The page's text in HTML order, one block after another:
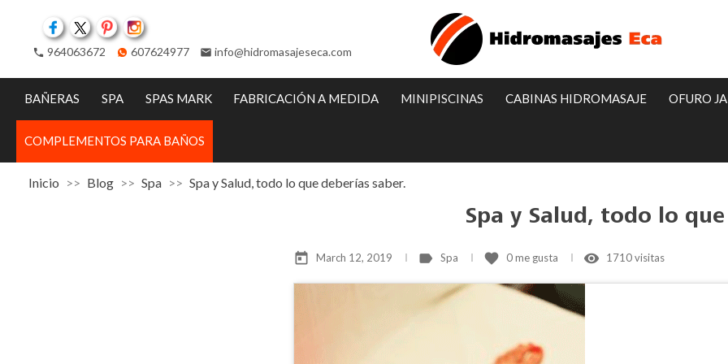
Facebook
TwitterPinterestInstagram
phone 964063672 607624977 email info@hidromasajeseca.com
BAÑERAS SPA SPAS MARK FABRICACIÓN A MEDIDA MINIPISCINAS CABINAS HIDROMASAJE OFURO
COMPLEMENTOS PARA BAÑOS
Inicio Blog Spa Spa y Salud, todo lo que deberías saber.
Spa y Salud, todo lo
today March 12, 2019 label Spa favorite 0me gusta remove_red_eye 1710 visitas